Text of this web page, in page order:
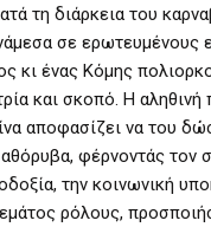
τη διάρκεια του
σε ερωτευμένους
ένας Κόμης
και σκοπό. Η
αποφασίζει να του
φέρνοντάς
την κοινωνική
ρόλους,